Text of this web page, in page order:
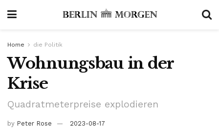
Home die Politik
Wohnungsbau in der
Krise
Quadratmeterpreise explodieren
by Peter Rose 2023-08-17